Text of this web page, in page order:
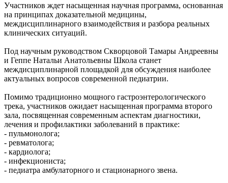
Участников ждет насыщенная научная программа, основанная
на принципах доказательной медицины,
междисциплинарного взаимодействия и разбора реальных
клинических ситуаций.
Под научным руководством Скворцовой Тамары Андреевны
и Геппе Натальи Анатольевны Школа станет
междисциплинарной площадкой для обсуждения наиболее
актуальных вопросов современной педиатрии.
Помимо традиционно мощного гастроэнтерологического
трека, участников ожидает насыщенная программа второго
зала, посвященная современным аспектам диагностики,
лечения и профилактики заболеваний в практике:
- пульмонолога;
- ревматолога;
- кардиолога;
- инфекциониста;
- педиатра амбулаторного и стационарного звена.